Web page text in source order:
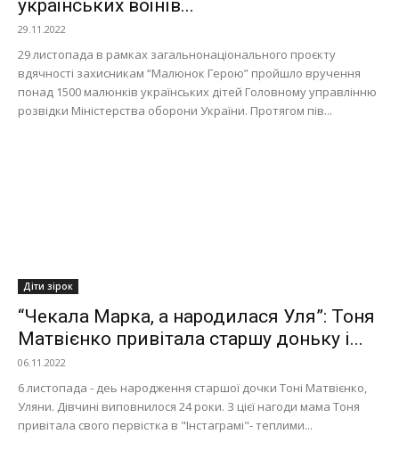
українських воїнів...
29.11.2022
29 листопада в рамках загальнонаціонального проєкту
вдячності захисникам “Малюнок Герою” пройшло вручення
понад 1500 малюнків українських дітей Головному управлінню
розвідки Міністерства оборони України. Протягом пів...
Діти зірок
“Чекала Марка, а народилася Уля”: Тоня
Матвієнко привітала старшу доньку і...
06.11.2022
6 листопада - деь народження старшої дочки Тоні Матвієнко,
Уляни. Дівчині виповнилося 24 роки. З цієї нагоди мама Тоня
привітала свого первістка в "Інстаграмі"- теплими...